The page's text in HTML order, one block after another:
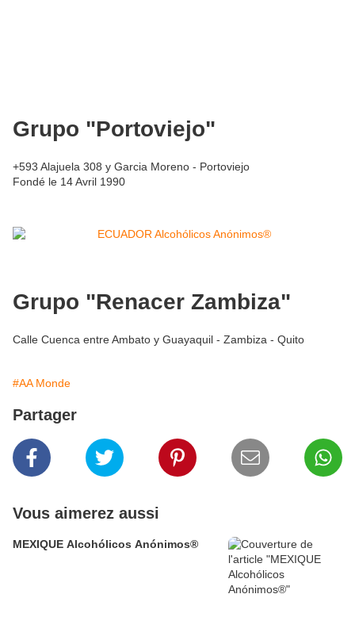
Grupo "Portoviejo"
+593 Alajuela 308 y Garcia Moreno - Portoviejo
Fondé le 14 Avril 1990
Grupo "Renacer Zambiza"
Calle Cuenca entre Ambato y Guayaquil - Zambiza - Quito
#AA Monde
Partager
Vous aimerez aussi
MEXIQUE Alcohólicos Anónimos®